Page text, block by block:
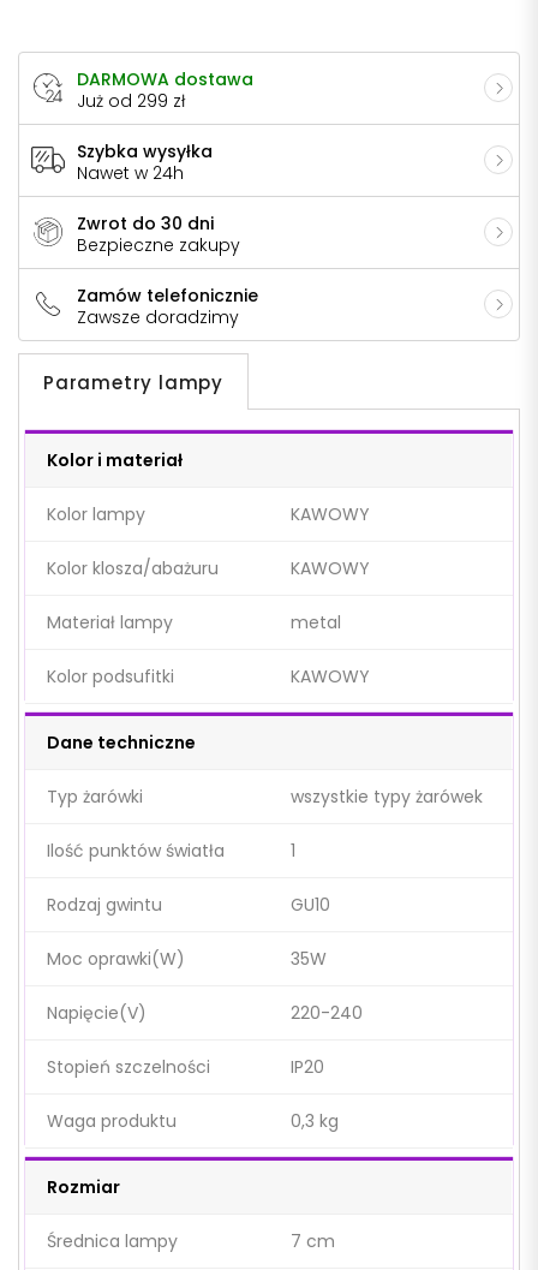
DARMOWA dostawa
Już od 299 zł
Szybka wysyłka
Nawet w 24h
Zwrot do 30 dni
Bezpieczne zakupy
Zamów telefonicznie
Zawsze doradzimy
Parametry lampy
Kolor i materiał
Kolor lampy KAWOWY
Kolor klosza/abażuru KAWOWY
Materiał lampy metal
Kolor podsufitki KAWOWY
Dane techniczne
Typ żarówki wszystkie typy żarówek
Ilość punktów światła 1
Rodzaj gwintu GU10
Moc oprawki(W) 35W
Napięcie(V) 220-240
Stopień szczelności IP20
Waga produktu 0,3 kg
Rozmiar
Średnica lampy 7 cm